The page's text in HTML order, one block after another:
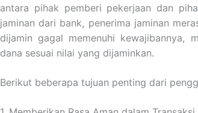
antara pihak pemberi pekerjaan dan
jaminan dari bank, penerima jaminan
dijamin gagal memenuhi kewajibannya,
dana sesuai nilai yang dijaminkan.
Berikut beberapa tujuan penting dari